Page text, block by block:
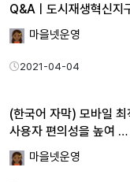
Q&Aㅣ도시재생혁신지
마을넷운영
2021-04-04
(한국어 자막) 모바일 최
사용자 편의성을 높여 …
마을넷운영